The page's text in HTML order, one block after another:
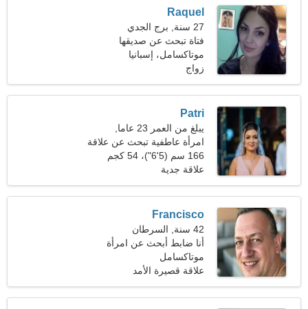
Raquel
27 سنة, برج الجدي
فتاة تبحث عن صديقها
موتاكسامل، إسبانيا
زواج
Patri
يبلغ من العمر 23 عاما,
الميزان
امرأة عاطفية تبحث عن علاقة
عاطفية
166 سم (5'6")، 54 كجم
(119 رطلا)
علاقة جدية
Francisco
42 سنة, السرطان
أنا ضابط أبحث عن امرأة
ذكية
موتاكسامل
علاقة قصيرة الأمد